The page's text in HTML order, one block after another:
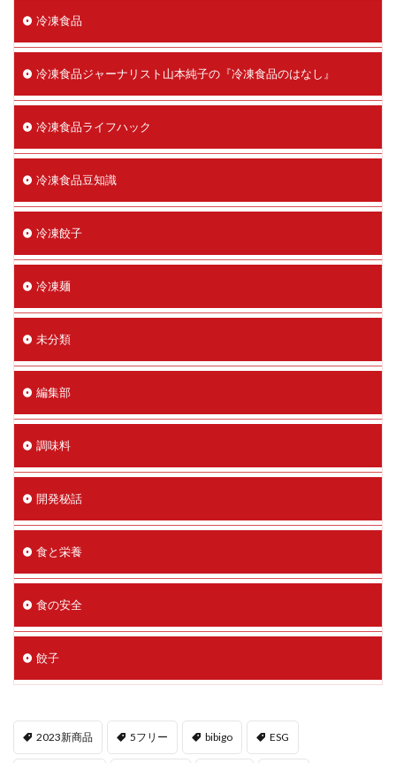
冷凍食品
冷凍食品ジャーナリスト山本純子の『冷凍食品のはなし』
冷凍食品ライフハック
冷凍食品豆知識
冷凍餃子
冷凍麺
未分類
編集部
調味料
開発秘話
食と栄養
食の安全
餃子
2023新商品 5フリー bibigo ESG